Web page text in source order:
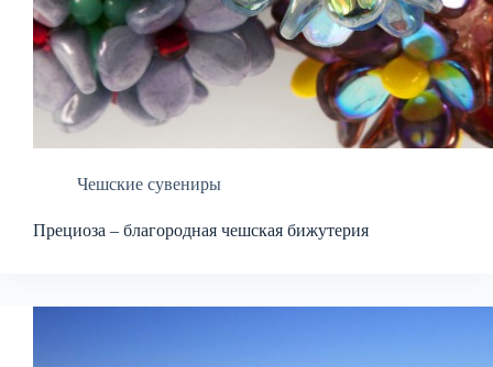
Чешские сувениры
Прециоза – благородная чешская бижутерия